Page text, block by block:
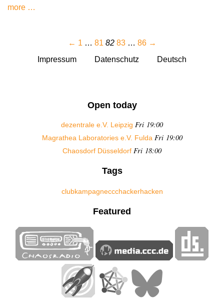
more …
← 1 … 81 82 83 … 86 →
Impressum
Datenschutz Deutsch
Open today
dezentrale e.V. Leipzig Fri 19:00
Magrathea Laboratories e.V. Fulda Fri 19:00
Chaosdorf Düsseldorf Fri 18:00
Tags
clubkampagneccchackerhacken
Featured